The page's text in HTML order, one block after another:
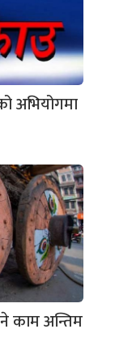
अभियोगमा
काम अन्तिम